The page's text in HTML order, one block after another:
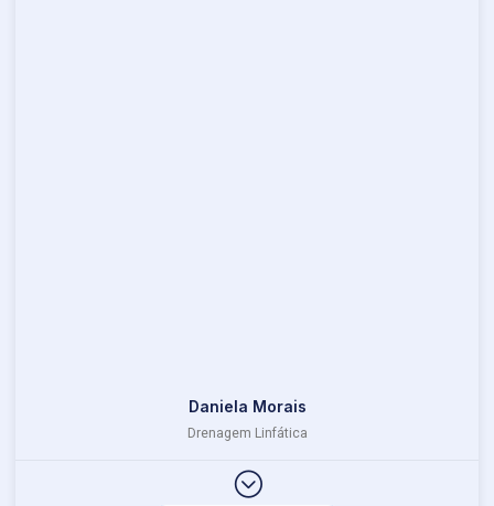
Daniela Morais
Drenagem Linfática